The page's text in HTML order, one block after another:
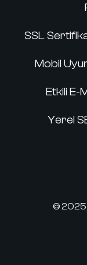
SSL
Mobil
Etkili E-
Yerel
© 2025